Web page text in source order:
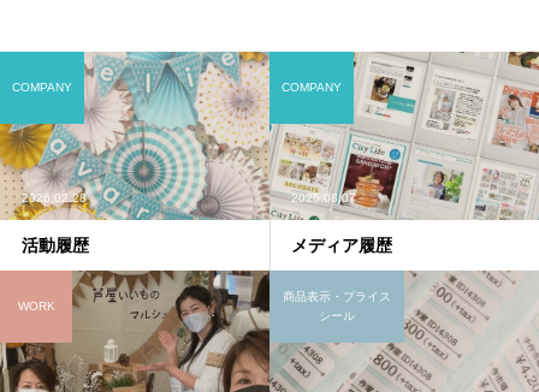
2026.02.28
活動履歴
COMPANY
2025.08.07
メディア履歴
COMPANY
WORK
商品表示・プライス
シール